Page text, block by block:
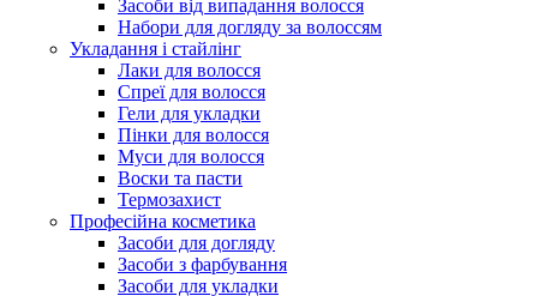
Засоби від випадання волосся
Набори для догляду за волоссям
Укладання і стайлінг
Лаки для волосся
Спреї для волосся
Гели для укладки
Пінки для волосся
Муси для волосся
Воски та пасти
Термозахист
Професійна косметика
Засоби для догляду
Засоби з фарбування
Засоби для укладки